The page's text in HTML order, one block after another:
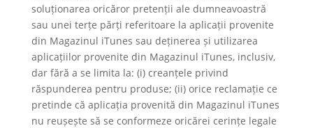
soluționarea oricăror pretenții ale dumneavoastră
sau unei terțe părți referitoare la aplicații provenite
din Magazinul iTunes sau deținerea și utilizarea
aplicațiilor provenite din Magazinul iTunes, inclusiv,
dar fără a se limita la: (i) creanțele privind
răspunderea pentru produse; (ii) orice reclamație ce
pretinde că aplicația provenită din Magazinul iTunes
nu reușește să se conformeze oricărei cerințe legale